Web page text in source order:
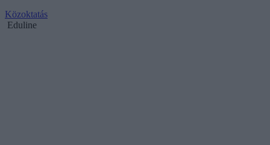
Közoktatás
Eduline